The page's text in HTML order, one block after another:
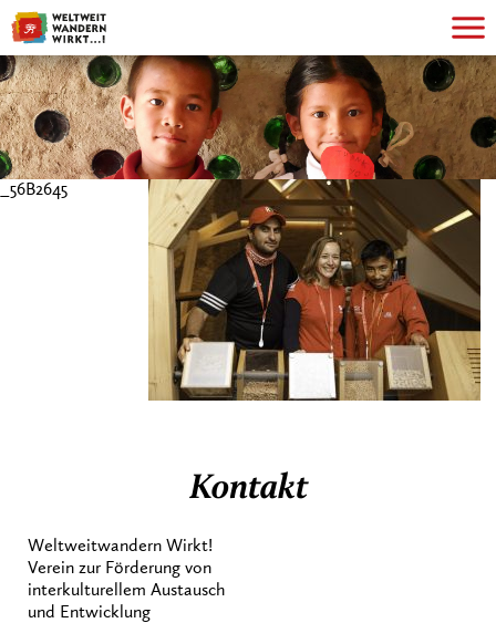
_56B2645
Kontakt
Weltweitwandern Wirkt!
Verein zur Förderung von
interkulturellem Austausch
und Entwicklung